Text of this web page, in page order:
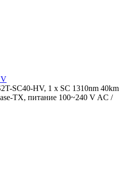
SC40-HV, 1 x SC 1310nm 40km
TX, питание 100~240 V AC /